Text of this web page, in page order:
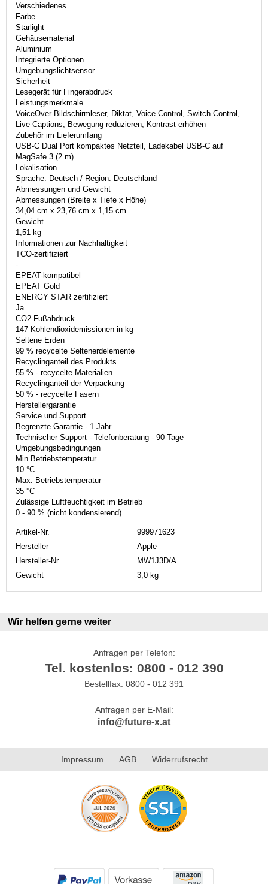
Verschiedenes
Farbe
Starlight
Gehäusematerial
Aluminium
Integrierte Optionen
Umgebungslichtsensor
Sicherheit
Lesegerät für Fingerabdruck
Leistungsmerkmale
VoiceOver-Bildschirmleser, Diktat, Voice Control, Switch Control,
Live Captions, Bewegung reduzieren, Kontrast erhöhen
Zubehör im Lieferumfang
USB-C Dual Port kompaktes Netzteil, Ladekabel USB-C auf
MagSafe 3 (2 m)
Lokalisation
Sprache: Deutsch / Region: Deutschland
Abmessungen und Gewicht
Abmessungen (Breite x Tiefe x Höhe)
34,04 cm x 23,76 cm x 1,15 cm
Gewicht
1,51 kg
Informationen zur Nachhaltigkeit
TCO-zertifiziert
-
EPEAT-kompatibel
EPEAT Gold
ENERGY STAR zertifiziert
Ja
CO2-Fußabdruck
147 Kohlendioxidemissionen in kg
Seltene Erden
99 % recycelte Seltenerdelemente
Recyclinganteil des Produkts
55 % - recycelte Materialien
Recyclinganteil der Verpackung
50 % - recycelte Fasern
Herstellergarantie
Service und Support
Begrenzte Garantie - 1 Jahr
Technischer Support - Telefonberatung - 90 Tage
Umgebungsbedingungen
Min Betriebstemperatur
10 °C
Max. Betriebstemperatur
35 °C
Zulässige Luftfeuchtigkeit im Betrieb
0 - 90 % (nicht kondensierend)
Artikel-Nr.
999971623
Hersteller
Apple
Hersteller-Nr.
MW1J3D/A
Gewicht
3,0 kg
Wir helfen gerne weiter
Anfragen per Telefon:
Tel. kostenlos: 0800 - 012 390
Bestellfax: 0800 - 012 391
Anfragen per E-Mail:
info@future-x.at
Impressum AGB Widerrufsrecht